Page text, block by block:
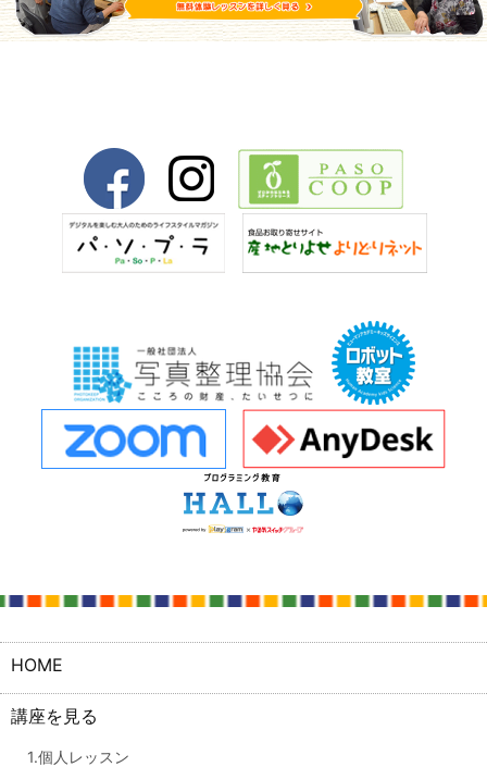
HOME
講座を見る
1.個人レッスン